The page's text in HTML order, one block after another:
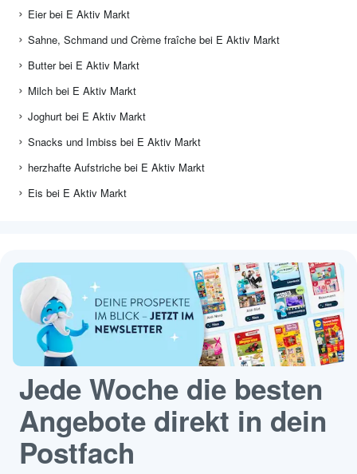
Eier bei E Aktiv Markt
Sahne, Schmand und Crème fraîche bei E Aktiv Markt
Butter bei E Aktiv Markt
Milch bei E Aktiv Markt
Joghurt bei E Aktiv Markt
Snacks und Imbiss bei E Aktiv Markt
herzhafte Aufstriche bei E Aktiv Markt
Eis bei E Aktiv Markt
Jede Woche die besten
Angebote direkt in dein
Postfach